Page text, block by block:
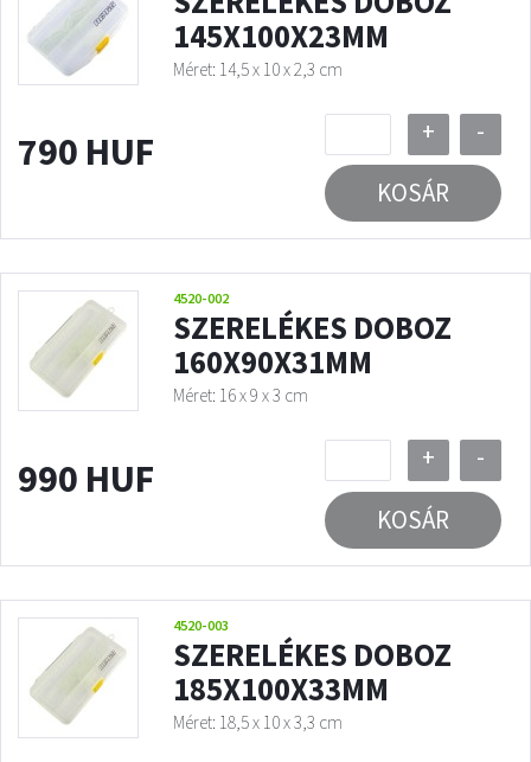
145X100X23MM
Méret: 14,5 x 10 x 2,3 cm
790 HUF +
-
KOSÁR
4520-002
SZERELÉKES DOBOZ
160X90X31MM
Méret: 16 x 9 x 3 cm
990 HUF +
-
KOSÁR
4520-003
SZERELÉKES DOBOZ
185X100X33MM
Méret: 18,5 x 10 x 3,3 cm